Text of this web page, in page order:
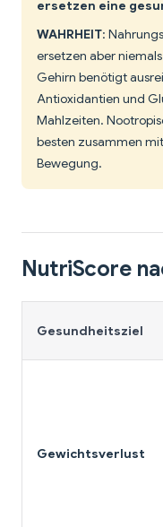
ersetzen eine
WAHRHEIT:
ersetzen aber
Gehirn benötigt
Antioxidantien und
Mahlzeiten.
besten zusammen
Bewegung.
NutriScore
Gesundheitsziel
Gewichtsverlust